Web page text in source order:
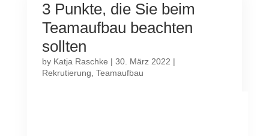
3 Punkte, die Sie beim
Teamaufbau beachten
sollten
by Katja Raschke | 30. März 2022 |
Rekrutierung Teamaufbau